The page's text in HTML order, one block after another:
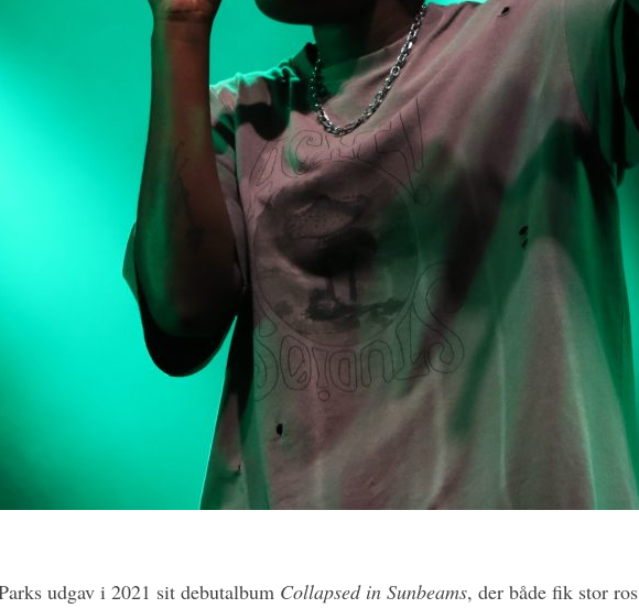
udgav i 2021 sit debutalbum Collapsed in Sunbeams, der både fik stor ros